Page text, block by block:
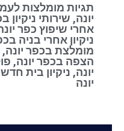
תגיות מומלצות
יונה, שירותי ניקיון
אחרי שיפוץ כפר
ניקיון אחרי בניה
מומלצת בכפר יונה,
הצפה בכפר יונה,
יונה, ניקיון בית
יונה